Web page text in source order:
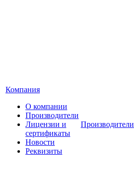
Компания
О компании
Производители
Лицензии и
сертификаты
Новости
Реквизиты
Производители